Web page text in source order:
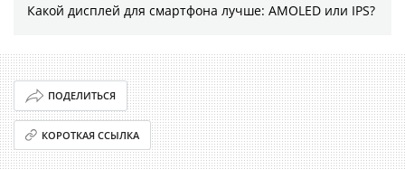
Какой дисплей для смартфона лучше: AMOLED или IPS?
ПОДЕЛИТЬСЯ
КОРОТКАЯ ССЫЛКА